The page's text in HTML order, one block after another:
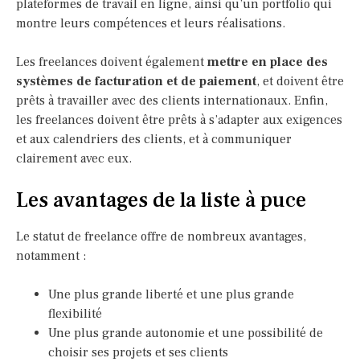
plateformes de travail en ligne, ainsi qu’un portfolio qui
montre leurs compétences et leurs réalisations.
Les freelances doivent également mettre en place des
systèmes de facturation et de paiement, et doivent être
prêts à travailler avec des clients internationaux. Enfin,
les freelances doivent être prêts à s’adapter aux exigences
et aux calendriers des clients, et à communiquer
clairement avec eux.
Les avantages de la liste à puce
Le statut de freelance offre de nombreux avantages,
notamment :
Une plus grande liberté et une plus grande
flexibilité
Une plus grande autonomie et une possibilité de
choisir ses projets et ses clients